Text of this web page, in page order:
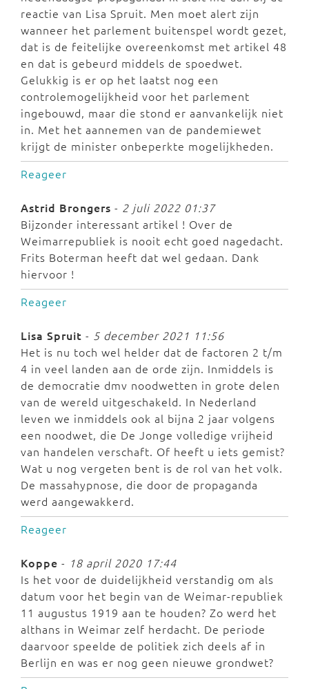
reactie van Lisa Spruit. Men moet alert zijn
wanneer het parlement buitenspel wordt gezet,
dat is de feitelijke overeenkomst met artikel 48
en dat is gebeurd middels de spoedwet.
Gelukkig is er op het laatst nog een
controlemogelijkheid voor het parlement
ingebouwd, maar die stond er aanvankelijk niet
in. Met het aannemen van de pandemiewet
krijgt de minister onbeperkte mogelijkheden.
Reageer
Astrid Brongers - 2 juli 2022 01:37
Bijzonder interessant artikel ! Over de
Weimarrepubliek is nooit echt goed nagedacht.
Frits Boterman heeft dat wel gedaan. Dank
hiervoor !
Reageer
Lisa Spruit - 5 december 2021 11:56
Het is nu toch wel helder dat de factoren 2 t/m
4 in veel landen aan de orde zijn. Inmiddels is
de democratie dmv noodwetten in grote delen
van de wereld uitgeschakeld. In Nederland
leven we inmiddels ook al bijna 2 jaar volgens
een noodwet, die De Jonge volledige vrijheid
van handelen verschaft. Of heeft u iets gemist?
Wat u nog vergeten bent is de rol van het volk.
De massahypnose, die door de propaganda
werd aangewakkerd.
Reageer
Koppe - 18 april 2020 17:44
Is het voor de duidelijkheid verstandig om als
datum voor het begin van de Weimar-republiek
11 augustus 1919 aan te houden? Zo werd het
althans in Weimar zelf herdacht. De periode
daarvoor speelde de politiek zich deels af in
Berlijn en was er nog geen nieuwe grondwet?